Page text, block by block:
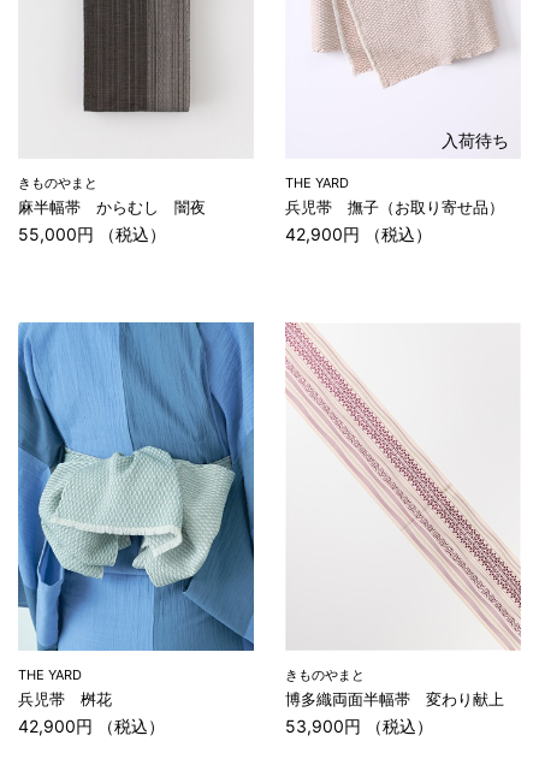
きものやまと
麻半幅帯 からむし 闇夜
55,000円 （税込）
入荷待ち
THE YARD
兵児帯 撫子（お取り寄せ品）
42,900円 （税込）
THE YARD
兵児帯 桝花
42,900円 （税込）
きものやまと
博多織両面半幅帯 変わり献上
53,900円 （税込）